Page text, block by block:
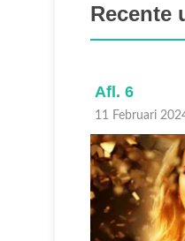
Recente
Afl. 6
11 Februari